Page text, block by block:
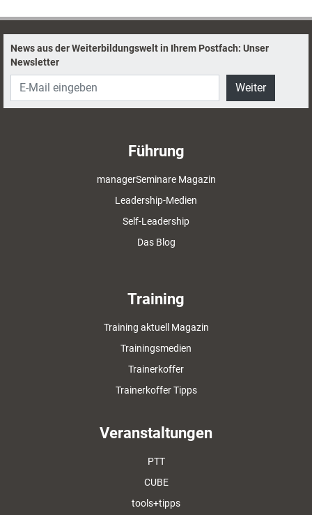
Letztere entwickeln und fördern lassen.
News aus der Weiterbildungswelt in Ihrem Postfach: Unser
Newsletter
Weiter
Führung
managerSeminare Magazin
Leadership-Medien
Self-Leadership
Das Blog
Training
Training aktuell Magazin
Trainingsmedien
Trainerkoffer
Trainerkoffer Tipps
Veranstaltungen
PTT
CUBE
tools+tipps